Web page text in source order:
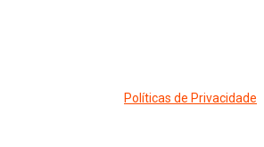
Políticas de Privacidade